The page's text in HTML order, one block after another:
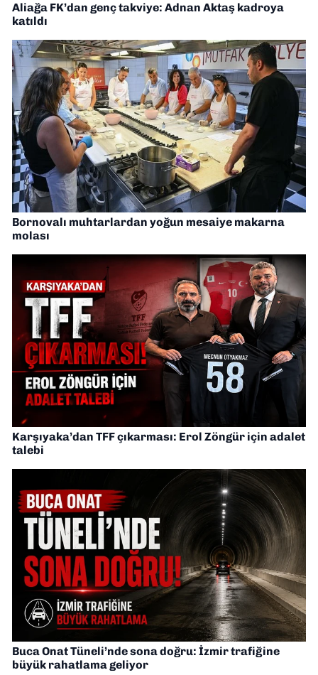
Aliağa FK’dan genç takviye: Adnan Aktaş kadroya
katıldı
Bornovalı muhtarlardan yoğun mesaiye makarna
molası
Karşıyaka’dan TFF çıkarması: Erol Zöngür için adalet
talebi
Buca Onat Tüneli’nde sona doğru: İzmir trafiğine
büyük rahatlama geliyor